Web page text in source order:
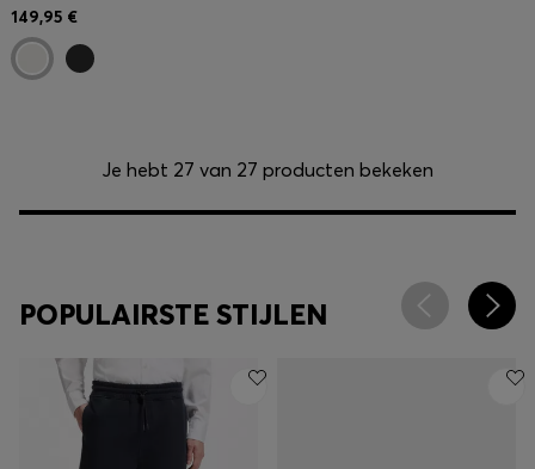
149,95 €
Je hebt 27 van 27 producten bekeken
POPULAIRSTE STIJLEN